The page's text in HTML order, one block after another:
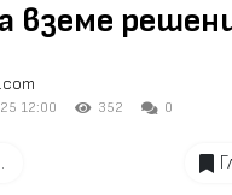
вземе
12:00 352 0